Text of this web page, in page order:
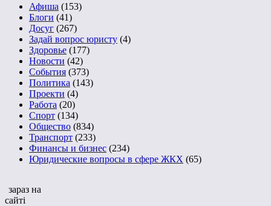
Афиша (153)
Блоги (41)
Досуг (267)
Задай вопрос юристу (4)
Здоровье (177)
Новости (42)
События (373)
Политика (143)
Проекти (4)
Работа (20)
Спорт (134)
Общество (834)
Транспорт (233)
Финансы и бизнес (234)
Юридические вопросы в сфере ЖКХ (65)
зараз на
сайті